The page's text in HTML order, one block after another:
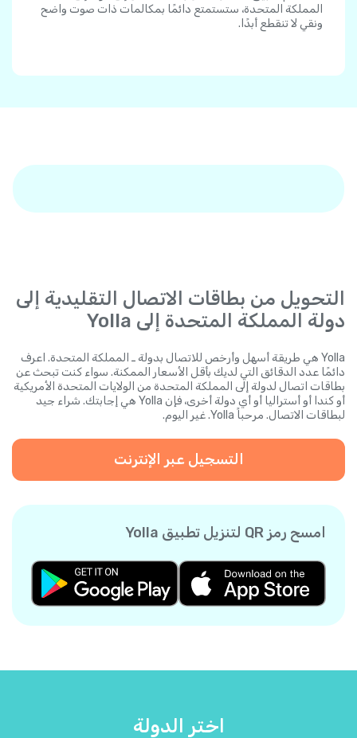
المملكة المتحدة، ستستمتع دائمًا بمكالمات ذات صوت واضح
ونقي لا تنقطع أبدًا.
التحويل من بطاقات الاتصال التقليدية إلى
دولة المملكة المتحدة إلى Yolla
Yolla هي طريقة أسهل وأرخص للاتصال بدولة ـ المملكة المتحدة. اعرف
دائمًا عدد الدقائق التي لديك بأقل الأسعار الممكنة. سواء كنت تبحث عن
بطاقات اتصال لدولة إلى المملكة المتحدة من الولايات المتحدة الأمريكية
أو كندا أو أستراليا أو أي دولة أخرى، فإن Yolla هي إجابتك. شراء جيد
لبطاقات الاتصال. مرحباً Yolla. غير اليوم.
التسجيل عبر الإنترنت
امسح رمز QR لتنزيل تطبيق Yolla
اختر الدولة